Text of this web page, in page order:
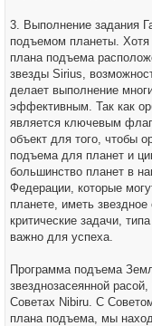
3. Выполнение задания
подъемом планеты. Хотя
плана подъема
звезды Sirius,
делает выполнение
эффективным. Так как
является ключевым
объект для того, чтобы
подъема для планет и
большинство планет в
Федерации, которые
планете, иметь
критические задачи,
важно для успеха.
Программа подъема
звезднозасеянной
Советах Nibiru. С
плана подъема, мы